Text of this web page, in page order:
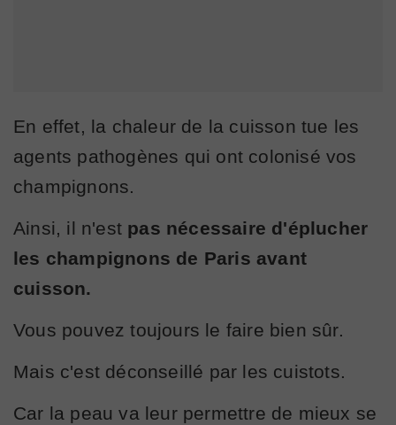
En effet, la chaleur de la cuisson tue les
agents pathogènes qui ont colonisé vos
champignons.
Ainsi, il n'est pas nécessaire d'éplucher
les champignons de Paris avant
cuisson.
Vous pouvez toujours le faire bien sûr.
Mais c'est déconseillé par les cuistots.
Car la peau va leur permettre de mieux se